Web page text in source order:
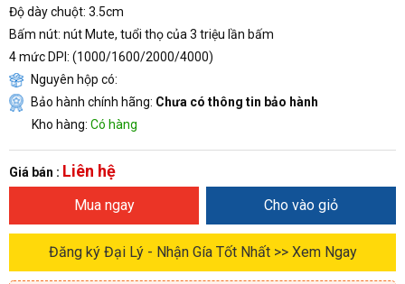
Độ dày chuột: 3.5cm
Bấm nút: nút Mute, tuổi thọ của 3 triệu lần bấm
4 mức DPI: (1000/1600/2000/4000)
Nguyên hộp có:
Bảo hành chính hãng: Chưa có thông tin bảo hành
Kho hàng: Có hàng
Giá bán : Liên hệ
Mua ngay Cho vào giỏ
Đăng ký Đại Lý - Nhận Gía Tốt Nhất >> Xem Ngay